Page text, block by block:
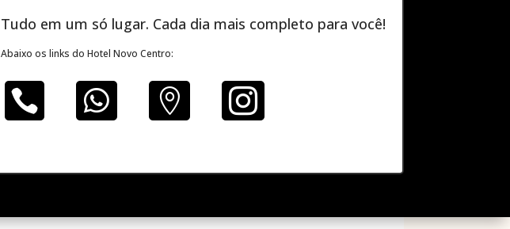
Tudo em um só lugar. Cada dia mais completo para você!
Abaixo os links do Hotel Novo Centro:
   